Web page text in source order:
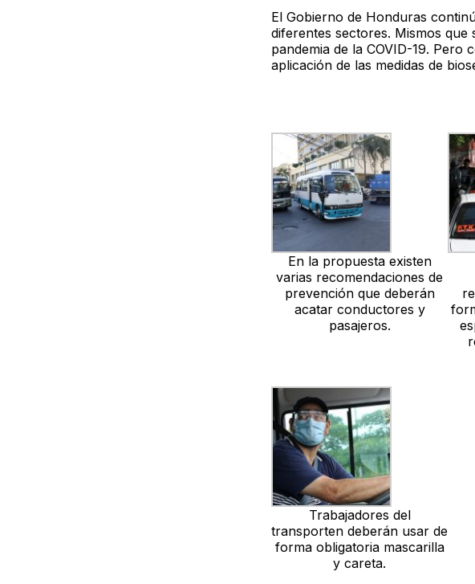
El Gobierno de Honduras
diferentes sectores. Mismos
pandemia de la COVID-19. Pero
aplicación de las medidas de
En la propuesta existen
varias recomendaciones de
prevención que deberán
acatar conductores y
pasajeros.
Trabajadores del
transporten deberán usar de
forma obligatoria mascarilla
y careta.